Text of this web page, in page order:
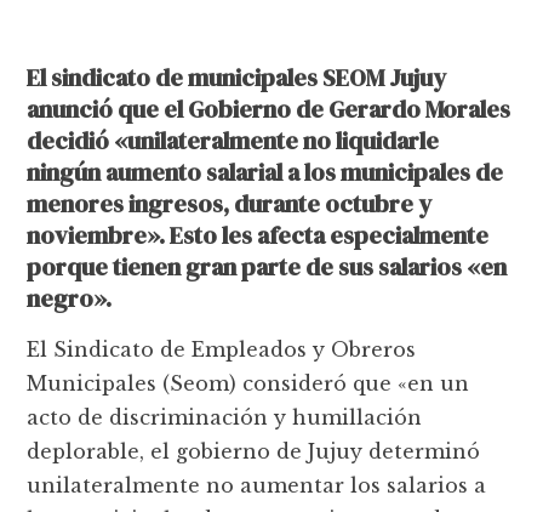
El sindicato de municipales SEOM Jujuy
anunció que el Gobierno de Gerardo Morales
decidió «unilateralmente no liquidarle
ningún aumento salarial a los municipales de
menores ingresos, durante octubre y
noviembre». Esto les afecta especialmente
porque tienen gran parte de sus salarios «en
negro».
El Sindicato de Empleados y Obreros
Municipales (Seom) consideró que «en un
acto de discriminación y humillación
deplorable, el gobierno de Jujuy determinó
unilateralmente no aumentar los salarios a